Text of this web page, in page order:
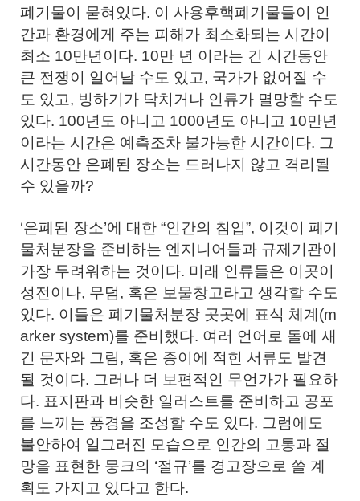
폐기물이 묻혀있다. 이 사용후핵폐기물들이 인
간과 환경에게 주는 피해가 최소화되는 시간이
최소 10만년이다. 10만 년 이라는 긴 시간동안
큰 전쟁이 일어날 수도 있고, 국가가 없어질 수
도 있고, 빙하기가 닥치거나 인류가 멸망할 수도
있다. 100년도 아니고 1000년도 아니고 10만년
이라는 시간은 예측조차 불가능한 시간이다. 그
시간동안 은폐된 장소는 드러나지 않고 격리될
수 있을까?
‘은폐된 장소’에 대한 “인간의 침입”, 이것이 폐기
물처분장을 준비하는 엔지니어들과 규제기관이
가장 두려워하는 것이다. 미래 인류들은 이곳이
성전이나, 무덤, 혹은 보물창고라고 생각할 수도
있다. 이들은 폐기물처분장 곳곳에 표식 체계(m
arker system)를 준비했다. 여러 언어로 돌에 새
긴 문자와 그림, 혹은 종이에 적힌 서류도 발견
될 것이다. 그러나 더 보편적인 무언가가 필요하
다. 표지판과 비슷한 일러스트를 준비하고 공포
를 느끼는 풍경을 조성할 수도 있다. 그럼에도
불안하여 일그러진 모습으로 인간의 고통과 절
망을 표현한 뭉크의 ‘절규’를 경고장으로 쓸 계
획도 가지고 있다고 한다.